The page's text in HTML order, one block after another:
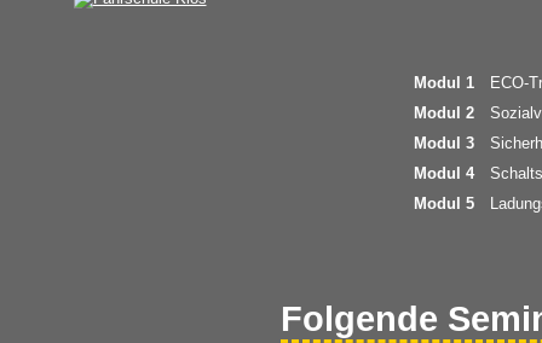
Modul 1
ECO-
Modul 2
Modul 3
Modul 4
Modul 5
Folgende